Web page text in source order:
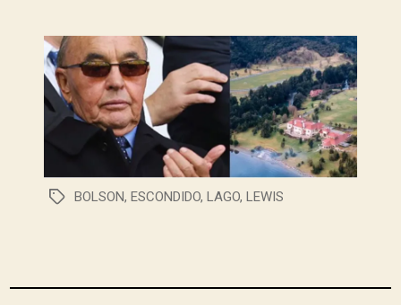
BOLSON, ESCONDIDO, LAGO, LEWIS